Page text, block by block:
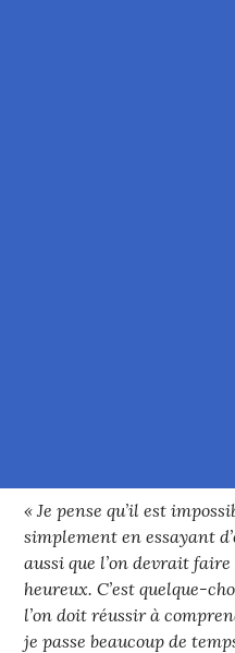
« Je pense qu’il est
simplement en essayant
aussi que l’on devrait
heureux. C’est quelque-
l’on doit réussir à
je passe beaucoup de